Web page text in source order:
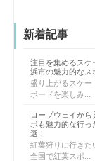
新着記事
注目を集めるスケ
浜市の魅力的なス
盛り上がるスケー
ボードを楽しみ...
ロープウェイか
ボも魅力的な行
選！
紅葉狩りに行きた
全国で紅葉スポ...